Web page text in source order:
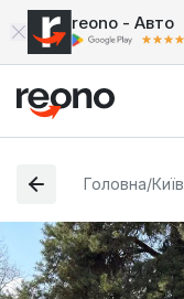
reono - Авто
Головна/Київ